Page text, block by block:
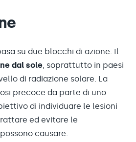
su due blocchi di azione. Il
dal sole, soprattutto in paesi
di radiazione solare. La
precoce da parte di uno
di individuare le lesioni
ed evitare le
causare.